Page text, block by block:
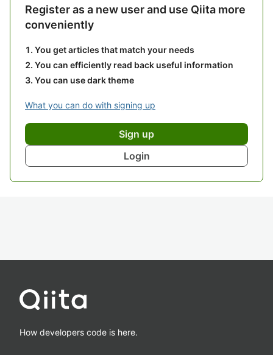
Register as a new user and use Qiita more
conveniently
You get articles that match your needs
You can efficiently read back useful information
You can use dark theme
What you can do with signing up
Sign up
Login
How developers code is here.